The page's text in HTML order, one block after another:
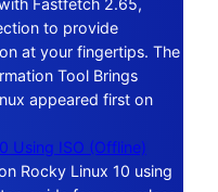
Fastfetch 2.65,
to provide
at your fingertips. The
Tool Brings
appeared first on
Using ISO (Offline)
Rocky Linux 10 using